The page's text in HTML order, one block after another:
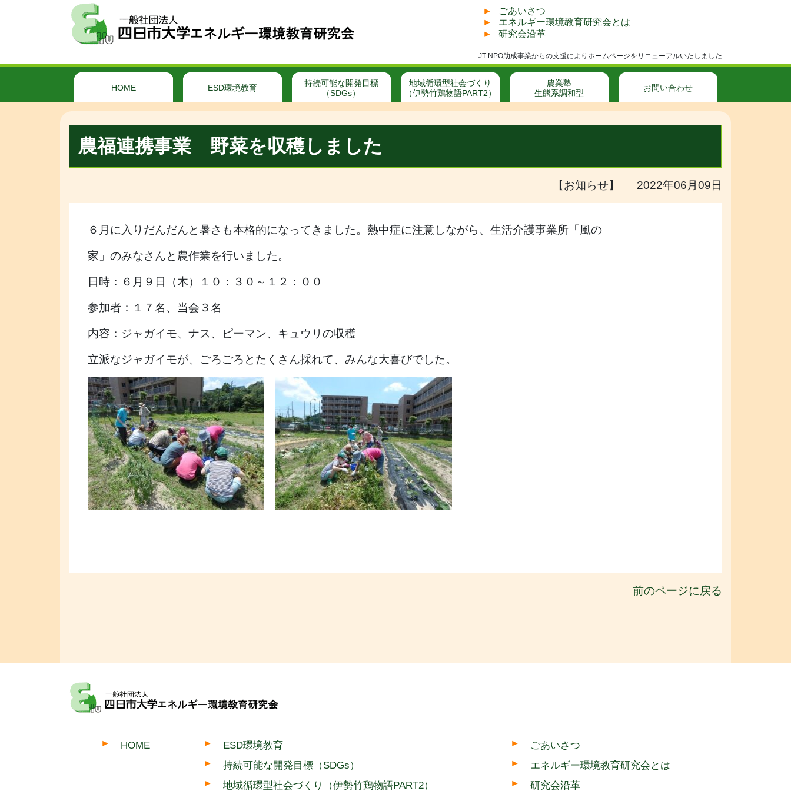
ごあいさつ
エネルギー環境教育研究会とは
研究会沿革
JT NPO助成事業からの支援によりホームページをリニューアルいたしました
HOME ESD環境教育
持続可能な開発目標
（SDGs）
地域循環型社会づくり
（伊勢竹鶏物語PART2）
農業塾
生態系調和型
お問い合わせ
農福連携事業 野菜を収穫しました
【お知らせ】 2022年06月09日
６月に入りだんだんと暑さも本格的になってきました。熱中症に注意しながら、生活介護事業所「風の
家」のみなさんと農作業を行いました。
日時：６月９日（木）１０：３０～１２：００
参加者：１７名、当会３名
内容：ジャガイモ、ナス、ピーマン、キュウリの収穫
立派なジャガイモが、ごろごろとたくさん採れて、みんな大喜びでした。
前のページに戻る
HOME
ESD環境教育
持続可能な開発目標（SDGs）
地域循環型社会づくり（伊勢竹鶏物語PART2）
ごあいさつ
エネルギー環境教育研究会とは
研究会沿革